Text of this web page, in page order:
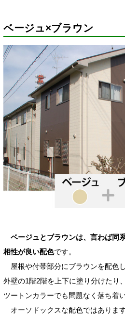
ベージュ×ブラウン
ベージュとブラウンは、言わば同
相性が良い配色です。
屋根や付帯部分にブラウンを配色
外壁の1階2階を上下に塗り分けたり
ツートンカラーでも問題なく落ち着
オーソドックスな配色ではあります